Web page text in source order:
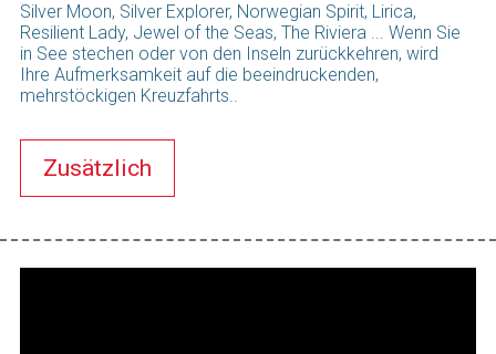
Silver Moon, Silver Explorer, Norwegian Spirit, Lirica,
Resilient Lady, Jewel of the Seas, The Riviera ... Wenn Sie
in See stechen oder von den Inseln zurückkehren, wird
Ihre Aufmerksamkeit auf die beeindruckenden,
mehrstöckigen Kreuzfahrts..
Zusätzlich